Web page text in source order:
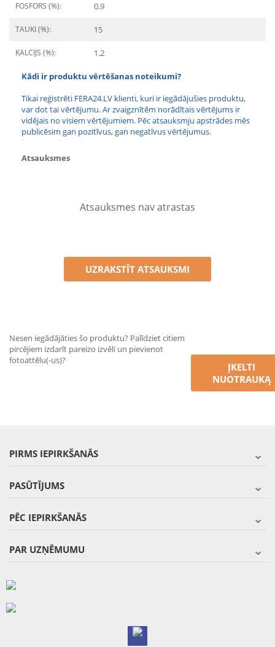
FOSFORS (%): 0.9
TAUKI (%): 15
KALCIJS (%): 1.2
Kādi ir produktu vērtēšanas noteikumi?
Tikai reģistrēti FERA24.LV klienti, kuri ir iegādājušies produktu,
var dot tai vērtējumu. Ar zvaigznītēm norādītais vērtējums ir
vidējais no visiem vērtējumiem. Pēc atsauksmju apstrādes mēs
publicēsim gan pozitīvus, gan negatīvus vērtējumus.
Atsauksmes
Atsauksmes nav atrastas
UZRAKSTĪT ATSAUKSMI
Nesen iegādājāties šo produktu? Palīdziet citiem
pircējiem izdarīt pareizo izvēli un pievienot
fotoattēlu(-us)?
ĮKELTI
NUOTRAUKĄ
PIRMS IEPIRKŠANĀS
PASŪTĪJUMS
PĒC IEPIRKŠANĀS
PAR UZŅĒMUMU